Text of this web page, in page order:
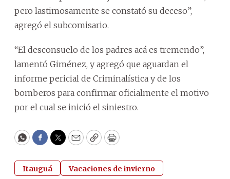
pero lastimosamente se constató su deceso”,
agregó el subcomisario.
“El desconsuelo de los padres acá es tremendo”,
lamentó Giménez, y agregó que aguardan el
informe pericial de Criminalística y de los
bomberos para confirmar oficialmente el motivo
por el cual se inició el siniestro.
WhatsApp
Facebook
Twitter
EmailCopyPrint
Itauguá Vacaciones de invierno